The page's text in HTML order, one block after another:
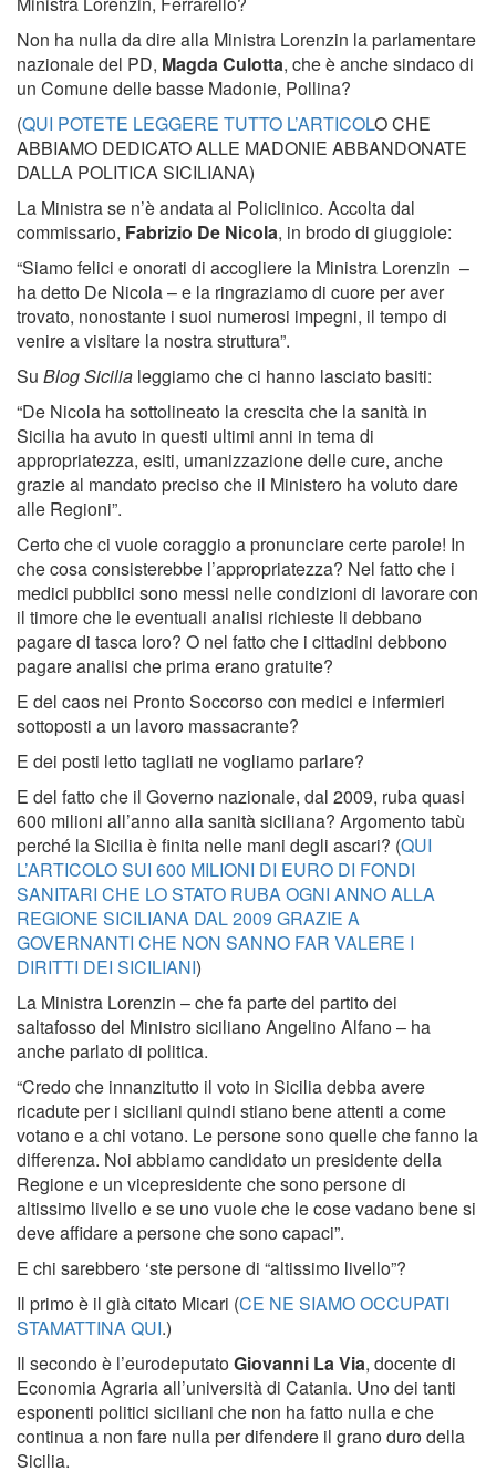
Non ha nulla da dire alla Ministra Lorenzin la parlamentare
nazionale del PD, Magda Culotta, che è anche sindaco di
un Comune delle basse Madonie, Pollina?
(QUI POTETE LEGGERE TUTTO L’ARTICOLO CHE
ABBIAMO DEDICATO ALLE MADONIE ABBANDONATE
DALLA POLITICA SICILIANA)
La Ministra se n’è andata al Policlinico. Accolta dal
commissario, Fabrizio De Nicola, in brodo di giuggiole:
“Siamo felici e onorati di accogliere la Ministra Lorenzin –
ha detto De Nicola – e la ringraziamo di cuore per aver
trovato, nonostante i suoi numerosi impegni, il tempo di
venire a visitare la nostra struttura”.
Su Blog Sicilia leggiamo che ci hanno lasciato basiti:
“De Nicola ha sottolineato la crescita che la sanità in
Sicilia ha avuto in questi ultimi anni in tema di
appropriatezza, esiti, umanizzazione delle cure, anche
grazie al mandato preciso che il Ministero ha voluto dare
alle Regioni”.
Certo che ci vuole coraggio a pronunciare certe parole! In
che cosa consisterebbe l’appropriatezza? Nel fatto che i
medici pubblici sono messi nelle condizioni di lavorare con
il timore che le eventuali analisi richieste li debbano
pagare di tasca loro? O nel fatto che i cittadini debbono
pagare analisi che prima erano gratuite?
E del caos nei Pronto Soccorso con medici e infermieri
sottoposti a un lavoro massacrante?
E dei posti letto tagliati ne vogliamo parlare?
E del fatto che il Governo nazionale, dal 2009, ruba quasi
600 milioni all’anno alla sanità siciliana? Argomento tabù
perché la Sicilia è finita nelle mani degli ascari? (QUI
L’ARTICOLO SUI 600 MILIONI DI EURO DI FONDI
SANITARI CHE LO STATO RUBA OGNI ANNO ALLA
REGIONE SICILIANA DAL 2009 GRAZIE A
GOVERNANTI CHE NON SANNO FAR VALERE I
DIRITTI DEI SICILIANI)
La Ministra Lorenzin – che fa parte del partito dei
saltafosso del Ministro siciliano Angelino Alfano – ha
anche parlato di politica.
“Credo che innanzitutto il voto in Sicilia debba avere
ricadute per i siciliani quindi stiano bene attenti a come
votano e a chi votano. Le persone sono quelle che fanno la
differenza. Noi abbiamo candidato un presidente della
Regione e un vicepresidente che sono persone di
altissimo livello e se uno vuole che le cose vadano bene si
deve affidare a persone che sono capaci”.
E chi sarebbero ‘ste persone di “altissimo livello”?
Il primo è il già citato Micari (CE NE SIAMO OCCUPATI
STAMATTINA QUI.)
Il secondo è l’eurodeputatoGiovanni La Via, docente di
Economia Agraria all’università di Catania. Uno dei tanti
esponenti politici siciliani che non ha fatto nulla e che
continua a non fare nulla per difendere il grano duro della
Sicilia.